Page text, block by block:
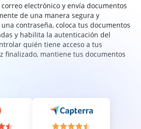
electrónico y envía documentos
de una manera segura y
contraseña, coloca tus documentos
y habilita la autenticación del
quién tiene acceso a tus
finalizado, mantiene tus documentos